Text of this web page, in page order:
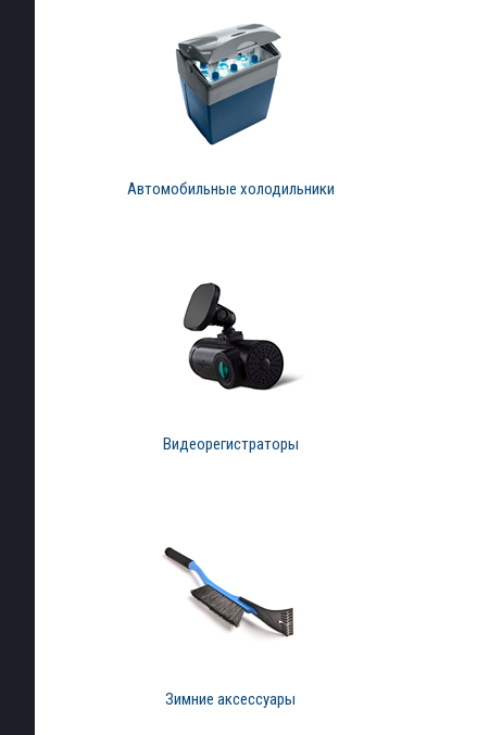
Автомобильные холодильники
Видеорегистраторы
Зимние аксессуары